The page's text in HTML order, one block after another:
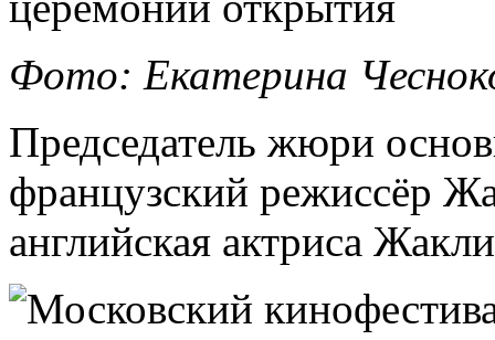
Фото: Екатерина
Председатель жюри
французский режиссёр
английская актриса